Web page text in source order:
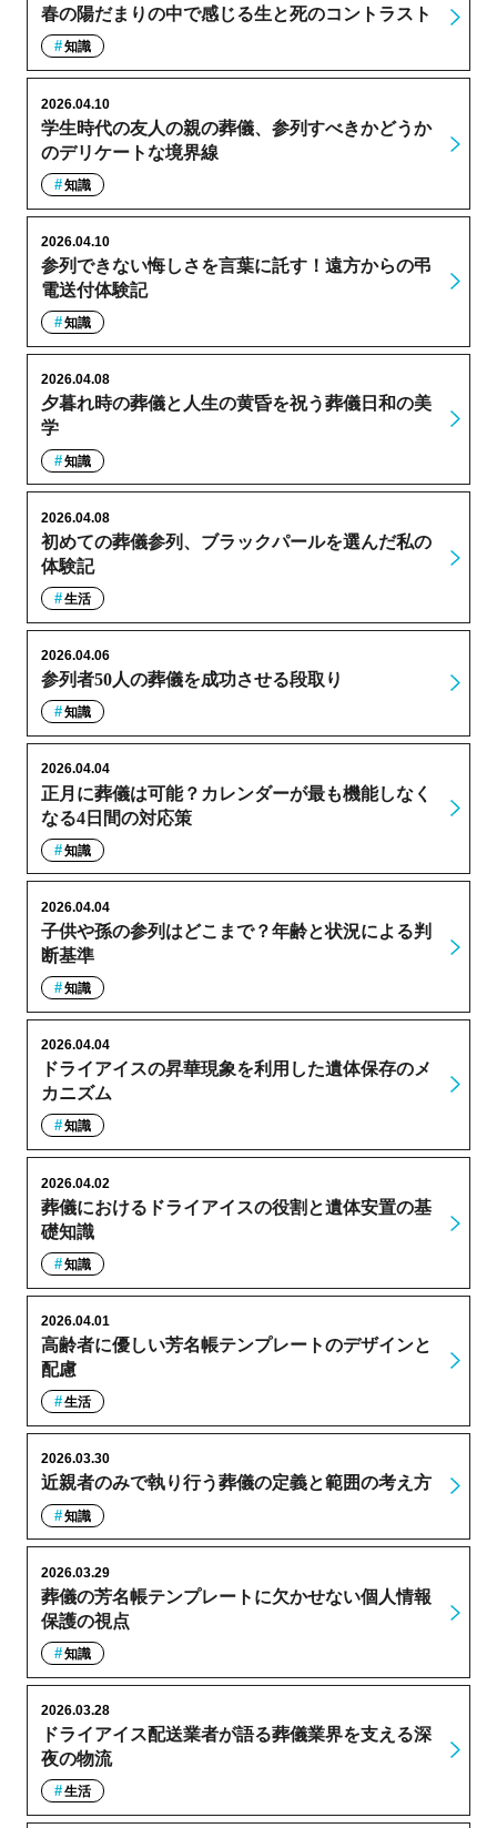
春の陽だまりの中で感じる生と死のコントラスト
知識
学生時代の友人の親の葬儀、参列すべきかどうか
のデリケートな境界線
2026.04.10
知識
参列できない悔しさを言葉に託す！遠方からの弔
電送付体験記
2026.04.10
知識
夕暮れ時の葬儀と人生の黄昏を祝う葬儀日和の美
学
2026.04.08
知識
初めての葬儀参列、ブラックパールを選んだ私の
体験記
2026.04.08
生活
参列者50人の葬儀を成功させる段取り
2026.04.06
知識
正月に葬儀は可能？カレンダーが最も機能しなく
なる4日間の対応策
2026.04.04
知識
子供や孫の参列はどこまで？年齢と状況による判
断基準
2026.04.04
知識
ドライアイスの昇華現象を利用した遺体保存のメ
カニズム
2026.04.04
知識
葬儀におけるドライアイスの役割と遺体安置の基
礎知識
2026.04.02
知識
高齢者に優しい芳名帳テンプレートのデザインと
配慮
2026.04.01
生活
近親者のみで執り行う葬儀の定義と範囲の考え方
2026.03.30
知識
葬儀の芳名帳テンプレートに欠かせない個人情報
保護の視点
2026.03.29
知識
ドライアイス配送業者が語る葬儀業界を支える深
夜の物流
2026.03.28
生活